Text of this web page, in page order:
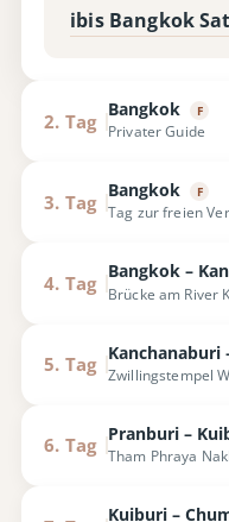
ibis Bangkok
2. Tag
Bangkok F
Privater Guide
3. Tag
Bangkok F
Tag zur freien
4. Tag
Bangkok –
Brücke am River
5. Tag
Kanchanaburi
Zwillingstempel
6. Tag
Pranburi –
Tham Phraya
Kuiburi –